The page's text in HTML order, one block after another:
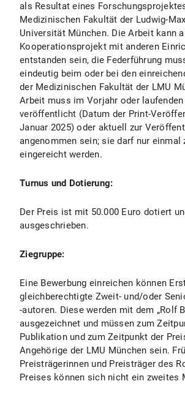
als Resultat eines
Medizinischen Fakultät der Ludwig-
Universität München. Die Arbeit kann
Kooperationsprojekt mit anderen
entstanden sein, die Federführung
eindeutig beim oder bei den
der Medizinischen Fakultät der LMU
Arbeit muss im Vorjahr oder laufenden
veröffentlicht (Datum der Print-
Januar 2025) oder aktuell zur
angenommen sein; sie darf nur einmal
eingereicht werden.
Turnus und Dotierung:
Der Preis ist mit 50.000 Euro dotiert
ausgeschrieben.
Ziegruppe:
Eine Bewerbung einreichen können
gleichberechtigte Zweit- und/oder
-autoren. Diese werden mit dem „Rolf
ausgezeichnet und müssen zum
Publikation und zum Zeitpunkt der
Angehörige der LMU München sein.
Preisträgerinnen und Preisträger des
Preises können sich nicht ein zweites